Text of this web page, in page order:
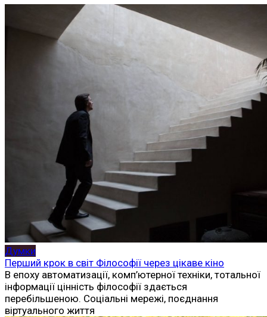
Думки
Перший крок в світ Філософії через цікаве кіно
В епоху автоматизації, комп’ютерної техніки, тотальної
інформації цінність філософії здається
перебільшеною. Соціальні мережі, поєднання
віртуального життя